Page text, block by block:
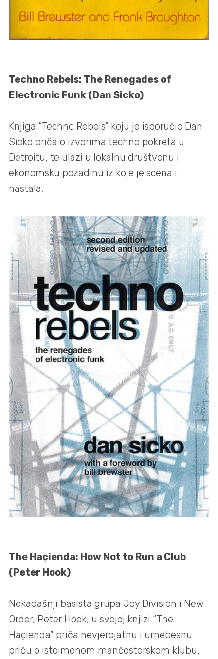
Techno Rebels: The Renegades of
Electronic Funk (Dan Sicko)
Knjiga “Techno Rebels” koju je isporučio Dan
Sicko priča o izvorima techno pokreta u
Detroitu, te ulazi u lokalnu društvenu i
ekonomsku pozadinu iz koje je scena i
nastala.
The Haçienda: How Not to Run a Club
(Peter Hook)
Nekadašnji basista grupa Joy Division i New
Order, Peter Hook, u svojoj knjizi “The
Haçienda” priča nevjerojatnu i urnebesnu
priču o istoimenom mančesterskom klubu,